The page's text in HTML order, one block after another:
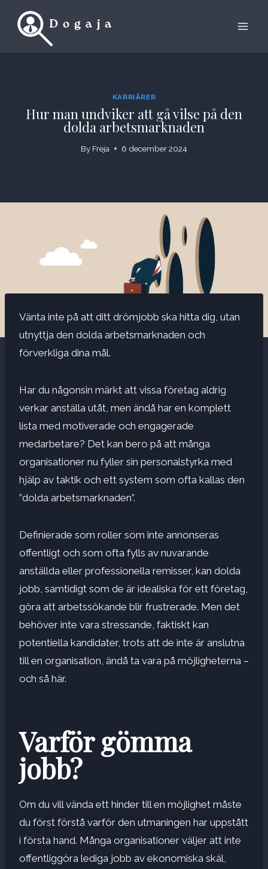
KARRIÄRER
Hur man undviker att gå vilse på den
dolda arbetsmarknaden
By Freja 6 december 2024
Vänta inte på att ditt drömjobb ska hitta dig, utan
utnyttja den dolda arbetsmarknaden och
förverkliga dina mål.
Har du någonsin märkt att vissa företag aldrig
verkar anställa utåt, men ändå har en komplett
lista med motiverade och engagerade
medarbetare? Det kan bero på att många
organisationer nu fyller sin personalstyrka med
hjälp av taktik och ett system som ofta kallas den
”dolda arbetsmarknaden”.
Definierade som roller som inte annonseras
offentligt och som ofta fylls av nuvarande
anställda eller professionella remisser, kan dolda
jobb, samtidigt som de är idealiska för ett företag,
göra att arbetssökande blir frustrerade. Men det
behöver inte vara stressande, faktiskt kan
potentiella kandidater, trots att de inte är anslutna
till en organisation, ändå ta vara på möjligheterna –
och så här.
Varför gömma
jobb?
Om du vill vända ett hinder till en möjlighet måste
du först förstå varför den utmaningen har uppstått
i första hand. Många organisationer väljer att inte
offentliggöra lediga jobb av ekonomiska skäl,